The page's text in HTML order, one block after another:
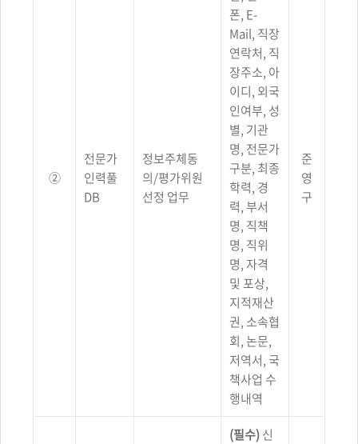
②
전문가
인력풀
DB
정보주체동
의/평가위원
선정 업무
폰, E-
Mail, 직장
연락처, 직
장주소, 아
이디, 외국
인여부, 성
별, 기관
명, 전문가
구분, 최종
학력, 경
력, 부서
명, 직책
명, 직위
명, 자격
및 포상,
지적재산
권, 소속협
회, 논문,
저역서, 국
책사업 수
행내역
준
영
구
(필수)신